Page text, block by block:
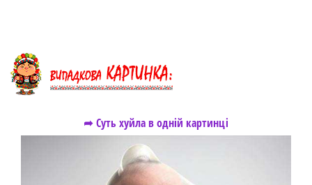
➦ Суть хуйла в одній картинці